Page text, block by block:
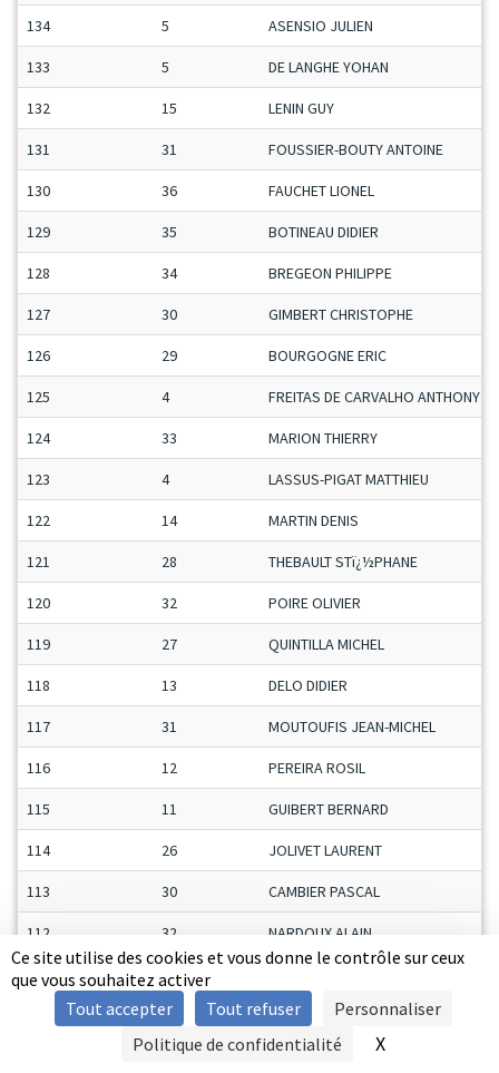
Ce site utilise des cookies et vous donne le contrôle sur ceux
que vous souhaitez activer
Tout accepter
Tout refuser
Personnaliser
Politique de confidentialité
X
134 5 ASENSIO JULIEN
133 5 DE LANGHE YOHAN
132 15 LENIN GUY
131 31 FOUSSIER-BOUTY ANTOINE
130 36 FAUCHET LIONEL
129 35 BOTINEAU DIDIER
128 34 BREGEON PHILIPPE
127 30 GIMBERT CHRISTOPHE
126 29 BOURGOGNE ERIC
125 4 FREITAS DE CARVALHO ANTHONY
124 33 MARION THIERRY
123 4 LASSUS-PIGAT MATTHIEU
122 14 MARTIN DENIS
121 28 THEBAULT STï¿½PHANE
120 32 POIRE OLIVIER
119 27 QUINTILLA MICHEL
118 13 DELO DIDIER
117 31 MOUTOUFIS JEAN-MICHEL
116 12 PEREIRA ROSIL
115 11 GUIBERT BERNARD
114 26 JOLIVET LAURENT
113 30 CAMBIER PASCAL
112 32 NARDOUX ALAIN
111 4
29 DABADIE DAVID
10 VALETEAU BRUNO
SIGNALER UNE VIOLENCE